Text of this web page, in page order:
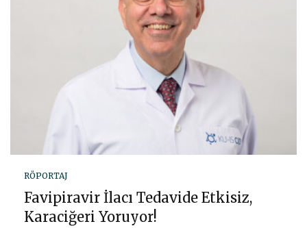
RÖPORTAJ
Favipiravir İlacı Tedavide Etkisiz,
Karaciğeri Yoruyor!